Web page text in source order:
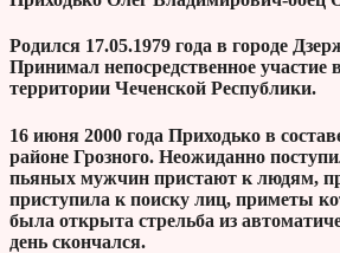
Родился 17.05.1979 года в городе
Принимал непосредственное
территории Чеченской Республики.
16 июня 2000 года Приходько в
районе Грозного. Неожиданно
пьяных мужчин пристают к людям,
приступила к поиску лиц, приметы
была открыта стрельба из
день скончался.